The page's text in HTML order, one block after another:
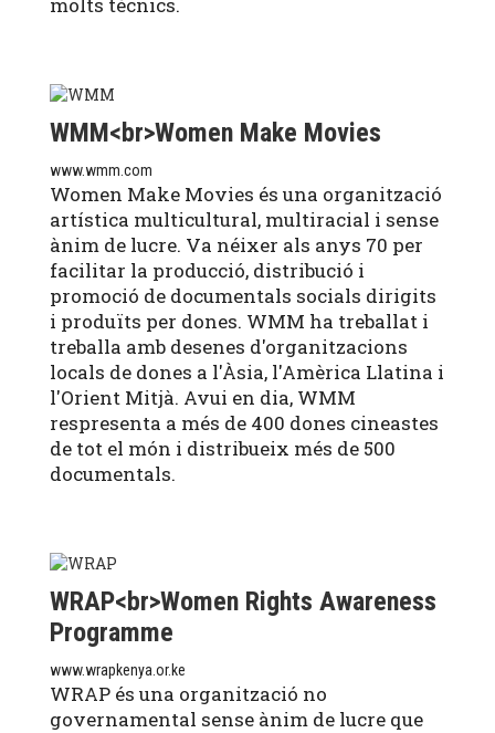
WMM<br>Women Make Movies
www.wmm.com
Women Make Movies és una organització
artística multicultural, multiracial i sense
ànim de lucre. Va néixer als anys 70 per
facilitar la producció, distribució i
promoció de documentals socials dirigits
i produïts per dones. WMM ha treballat i
treballa amb desenes d'organitzacions
locals de dones a l'Àsia, l'Amèrica Llatina i
l'Orient Mitjà. Avui en dia, WMM
respresenta a més de 400 dones cineastes
de tot el món i distribueix més de 500
documentals.
WRAP<br>Women Rights Awareness
Programme
www.wrapkenya.or.ke
WRAP és una organització no
governamental sense ànim de lucre que